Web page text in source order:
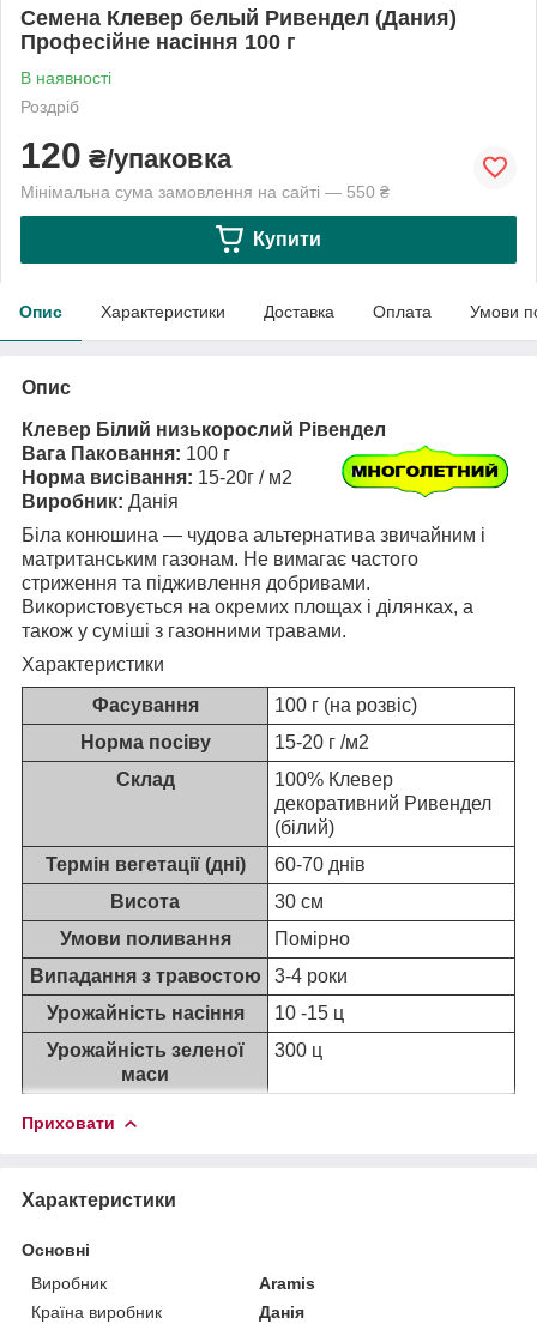
Семена Клевер белый Ривендел (Дания)
Професійне насіння 100 г
В наявності
Роздріб
120 ₴/упаковка
Мінімальна сума замовлення на сайті — 550 ₴
Купити
Опис Характеристики Доставка Оплата Умови
Опис
Клевер Білий низькорослий Рівендел
Вага Паковання: 100 г
Норма висівання: 15-20г / м2
Виробник: Данія
Біла конюшина — чудова альтернатива звичайним і
матританським газонам. Не вимагає частого
стриження та підживлення добривами.
Використовується на окремих площах і ділянках, а
також у суміші з газонними травами.
Характеристики
Фасування
100 г (на розвіс)
Норма посіву
15-20 г /м2
Склад
100% Клевер
декоративний Ривендел
(білий)
Термін вегетації (дні)
60-70 днів
Висота
30 см
Умови поливання
Помірно
Випадання з травостою
3-4 роки
Урожайність насіння
10 -15 ц
Урожайність зеленої
маси
300 ц
Приховати
Характеристики
Основні
Виробник
Aramis
Країна виробник
Данія